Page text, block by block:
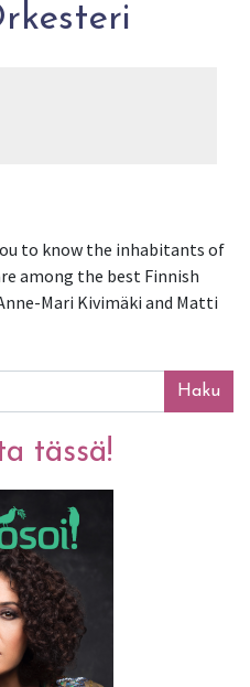
to know the inhabitants of
among the best Finnish
Mari Kivimäki and Matti
tässä!